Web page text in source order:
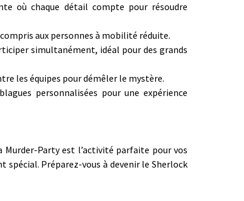
où chaque détail compte pour résoudre
aux personnes à mobilité réduite.
simultanément, idéal pour des grands
les équipes pour démêler le mystère.
personnalisées pour une expérience
Murder-Party est l’activité parfaite pour vos
Préparez-vous à devenir le Sherlock